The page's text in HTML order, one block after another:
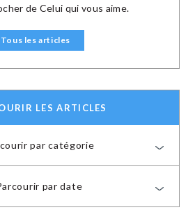
de Celui qui vous aime.
Tous les articles
LES ARTICLES
par catégorie
par date